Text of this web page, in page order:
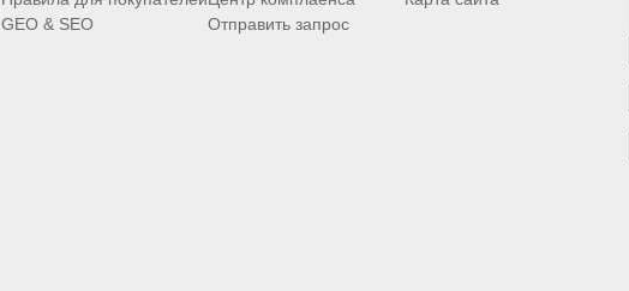
GEO & SEO
Отправить запрос